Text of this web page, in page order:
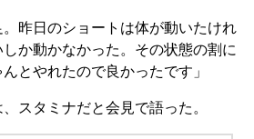
。昨日のショートは体が動いたけれ
か動かなかった。その状態の割に
とやれたので良かったです」
スタミナだと会見で語った。